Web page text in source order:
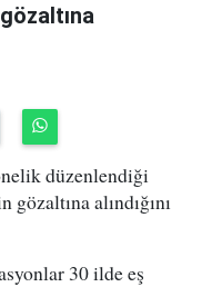
düzenlendiği
alındığını
30 ilde eş